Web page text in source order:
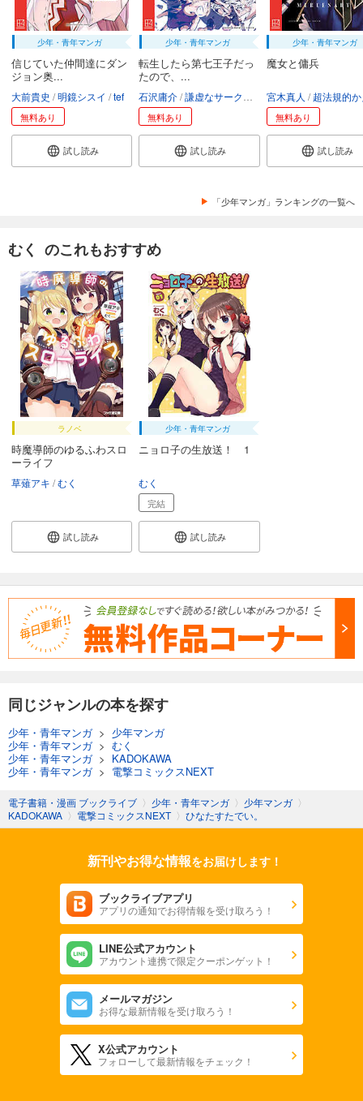
少年・青年マンガ
信じていた仲間達にダン
ジョン奥...
大前貴史 明鏡シスイ tef
無料あり
試し読み
少年・青年マンガ
転生したら第七王子だっ
たので、...
石沢庸介 謙虚なサークル メル。
無料あり
試し読み
少年・青年マンガ
魔女と傭兵
宮木真人 超法規的か
無料あり
試し読み
「少年マンガ」ランキングの一覧へ
むく のこれもおすすめ
ラノベ
時魔導師のゆるふわスロ
ーライフ
草薙アキ むく
試し読み
少年・青年マンガ
ニョロ子の生放送！ 1
むく
完結
試し読み
同じジャンルの本を探す
少年・青年マンガ> 少年マンガ
少年・青年マンガ> むく
少年・青年マンガ> KADOKAWA
少年・青年マンガ> 電撃コミックスNEXT
電子書籍・漫画 ブックライブ 〉 少年・青年マンガ 〉 少年マンガ 〉
KADOKAWA 〉 電撃コミックスNEXT 〉 ひなたすたでい。
新刊やお得な情報をお届けします！
ブックライブアプリ
アプリの通知でお得情報を受け取ろう！
LINE公式アカウント
アカウント連携で限定クーポンゲット！
メールマガジン
お得な最新情報を受け取ろう！
X公式アカウント
フォローして最新情報をチェック！